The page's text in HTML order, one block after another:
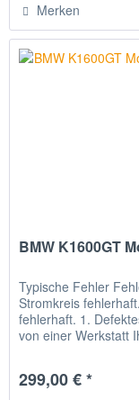
Merken
BMW K1600GT
Typische Fehler
Stromkreis
fehlerhaft. 1.
von einer Werkstatt
299,00 € *